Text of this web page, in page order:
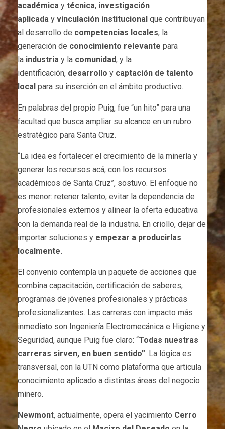
académica y técnica, investigación
aplicada y vinculación institucional que contribuyan
al desarrollo de competencias locales, la
generación de conocimiento relevante para
la industria y la comunidad, y la
identificación, desarrollo y captación de talento
local para su inserción en el ámbito productivo.
En palabras del propio Puig, fue “un hito” para una
facultad que busca ampliar su alcance en un rubro
estratégico para Santa Cruz.
“La idea es fortalecer el crecimiento de la minería y
generar los recursos acá, con los recursos
académicos de Santa Cruz”, sostuvo. El enfoque no
es menor: retener talento, evitar la dependencia de
profesionales externos y alinear la oferta educativa
con la demanda real de la industria. En criollo, dejar de
importar soluciones y empezar a producirlas
localmente.
El convenio contempla un paquete de acciones que
combina capacitación, certificación de saberes,
programas de jóvenes profesionales y prácticas
profesionalizantes. Las carreras con impacto más
inmediato son Ingeniería Electromecánica e Higiene y
Seguridad, aunque Puig fue claro: “Todas nuestras
carreras sirven, en buen sentido”. La lógica es
transversal, con la UTN como plataforma que articula
conocimiento aplicado a distintas áreas del negocio
minero.
Newmont, actualmente, opera el yacimiento Cerro